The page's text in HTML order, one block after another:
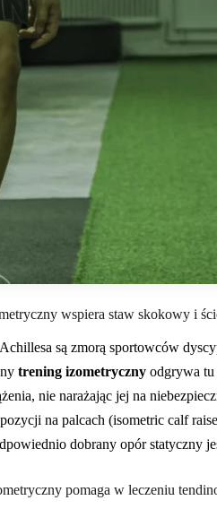
wspiera staw skokowy i
są zmorą sportowców
trening izometryczny odgrywa tu
nie narażając jej na
na palcach (isometric calf
dobrany opór statyczny
pomaga w leczeniu